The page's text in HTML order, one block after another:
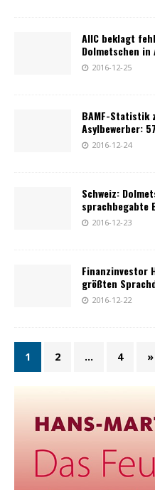
AIIC beklagt
Dolmetschen in
2016-12-25
BAMF-Statistik
Asylbewerber:
2016-12-24
Schweiz:
sprachbegabte
2016-12-23
Finanzinvestor
größten
2016-12-22
1 2 … 4 »